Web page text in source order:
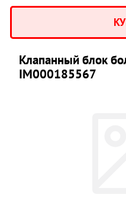
Клапанный блок
IM000185567